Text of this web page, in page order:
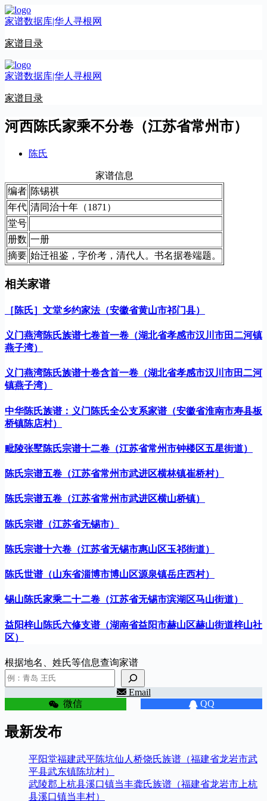
跳
至
容
家谱数据库|华人寻根网
家谱目录
家谱数据库|华人寻根网
家谱目录
河西陈氏家乘不分卷（江苏省常州市）
陈氏
家谱信息
编者 陈锡祺
年代 清同治十年（1871）
堂号
册数 一册
摘要 始迁祖鉴，字价考，清代人。书名据卷端题。
相关家谱
［陈氏］文堂乡约家法（安徽省黄山市祁门县）
义门燕湾陈氏族谱七卷首一卷（湖北省孝感市汉川市田二河镇
燕子湾）
义门燕湾陈氏族谱十卷含首一卷（湖北省孝感市汉川市田二河
镇燕子湾）
中华陈氏族谱：义门陈氏全公支系家谱（安徽省淮南市寿县板
桥镇陈店村）
毗陵张墅陈氏宗谱十二卷（江苏省常州市钟楼区五星街道）
陈氏宗谱五卷（江苏省常州市武进区横林镇崔桥村）
陈氏宗谱五卷（江苏省常州市武进区横山桥镇）
陈氏宗谱（江苏省无锡市）
陈氏宗谱十六卷（江苏省无锡市惠山区玉祁街道）
陈氏世谱（山东省淄博市博山区源泉镇岳庄西村）
锡山陈氏家乘二十二卷（江苏省无锡市滨湖区马山街道）
益阳梓山陈氏六修支谱（湖南省益阳市赫山区赫山街道梓山社
区）
根据地名、姓氏等信息查询家谱
Email
微信 QQ
最新发布
平阳堂福建武平陈坑仙人桥饶氏族谱（福建省龙岩市武
平县武东镇陈坑村）
武陵郡上杭县溪口镇当丰龚氏族谱（福建省龙岩市上杭
县溪口镇当丰村）